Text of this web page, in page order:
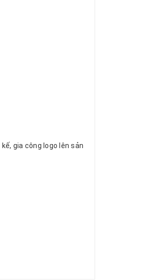
kế, gia công logo lên sản